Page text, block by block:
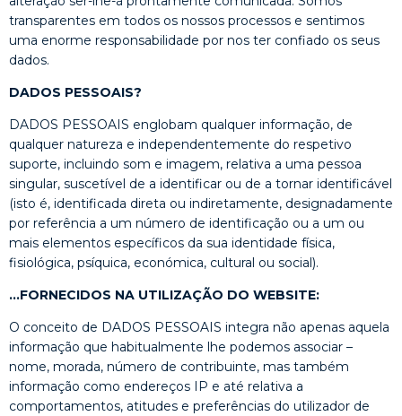
transparentes em todos os nossos processos e sentimos
uma enorme responsabilidade por nos ter confiado os seus
dados.
DADOS PESSOAIS?
DADOS PESSOAIS englobam qualquer informação, de
qualquer natureza e independentemente do respetivo
suporte, incluindo som e imagem, relativa a uma pessoa
singular, suscetível de a identificar ou de a tornar identificável
(isto é, identificada direta ou indiretamente, designadamente
por referência a um número de identificação ou a um ou
mais elementos específicos da sua identidade física,
fisiológica, psíquica, económica, cultural ou social).
…FORNECIDOS NA UTILIZAÇÃO DO WEBSITE:
O conceito de DADOS PESSOAIS integra não apenas aquela
informação que habitualmente lhe podemos associar –
nome, morada, número de contribuinte, mas também
informação como endereços IP e até relativa a
comportamentos, atitudes e preferências do utilizador de